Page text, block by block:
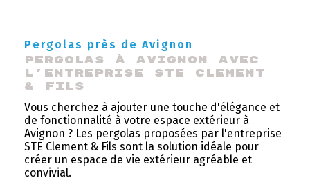
Pergolas près de Avignon
Pergolas à Avignon avec
l'entreprise STE Clement
& Fils
Vous cherchez à ajouter une touche d'élégance et
de fonctionnalité à votre espace extérieur à
Avignon ? Les pergolas proposées par l'entreprise
STE Clement & Fils sont la solution idéale pour
créer un espace de vie extérieur agréable et
convivial.